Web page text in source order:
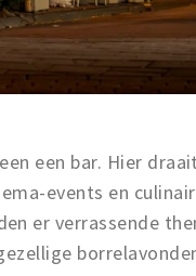
een bar. Hier
events en
er verrassende